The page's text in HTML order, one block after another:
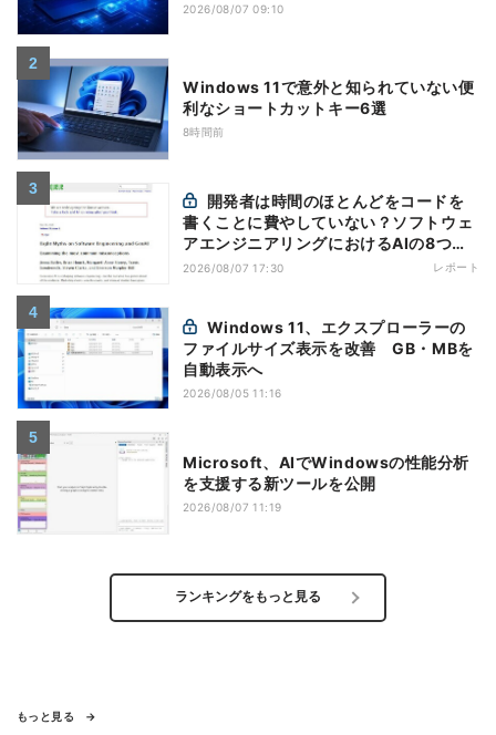
2026/08/07 09:10
Windows 11で意外と知られていない便
利なショートカットキー6選
8時間前
書くことに費やしていない？ソフトウェ
アエンジニアリングにおけるAIの8つの
神話への賛否
2026/08/07 17:30 レポート
ファイルサイズ表示を改善 GB・MBを
自動表示へ
2026/08/05 11:16
Microsoft、AIでWindowsの性能分析
を支援する新ツールを公開
2026/08/07 11:19
ランキングをもっと見る
もっと見る